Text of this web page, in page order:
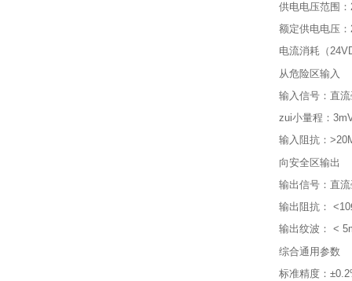
供电电压范围
额定供电电压
电流消耗（
从危险区输入
输入信号：直
zui小量程：
输入阻抗：
向安全区输出
输出信号：直
输出阻抗：
输出纹波： <
综合通用参数
标准精度：